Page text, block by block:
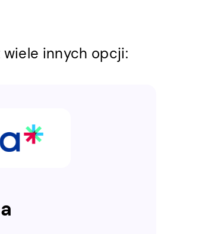
wiele innych opcji: